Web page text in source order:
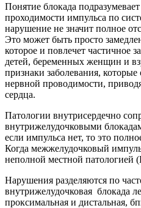
Понятие блокада
проходимости импульса по
нарушение не значит полное
Это может быть просто
которое и повлечет частичное
детей, беременных женщин и
признаки заболевания,
нервной проводимости,
сердца.
Патологии внутрисердечно
внутрижелудочковыми
если импульса нет, то это
Когда межжелудочковый
неполной местной
Нарушения разделяются по
внутрижелудочковая блокада
проксимальная и дистальная,